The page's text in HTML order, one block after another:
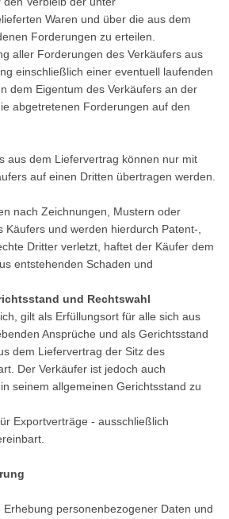
Waren und über die aus dem
Forderungen zu erteilen.
aller Forderungen des Verkäufers aus
einschließlich einer eventuell laufenden
dem Eigentum des Verkäufers an der
abgetretenen Forderungen auf den
aus dem Liefervertrag können nur mit
auf einen Dritten übertragen werden.
nach Zeichnungen, Mustern oder
Käufers und werden hierdurch Patent-,
Dritter verletzt, haftet der Käufer dem
entstehenden Schaden und
und Rechtswahl
gilt als Erfüllungsort für alle sich aus
Ansprüche und als Gerichtsstand
dem Liefervertrag der Sitz des
Der Verkäufer ist jedoch auch
seinem allgemeinen Gerichtsstand zu
Exportverträge - ausschließlich
personenbezogener Daten und